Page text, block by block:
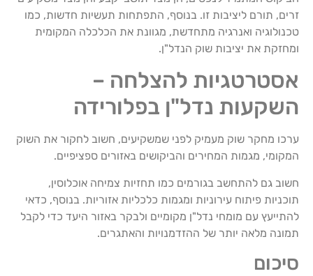
זרים, תורם ליציבות זו. בנוסף, התפתחות תעשיות חדשות, כמו
טכנולוגיה ואנרגיה מתחדשת, מגוונת את הכלכלה המקומית
ומחזקת את יציבות שוק הנדל"ן.
אסטרטגיות להצלחה –
השקעות נדל"ן בפלורידה
ערכו מחקר שוק מעמיק לפני שמשקיעים, חשוב לחקור את השוק
המקומי, מגמות המחירים והביקושים באזורים ספציפיים.
חשוב גם להתחשב בגורמים כמו תחזיות צמיחה אוכלוסין,
תוכניות פיתוח עירוניות ומגמות כלכליות אזוריות. בנוסף, כדאי
להתייעץ עם מומחי נדל"ן מקומיים ולבקר באזור היעד כדי לקבל
תמונה מלאה יותר של ההזדמנויות והאתגרים.
סיכום